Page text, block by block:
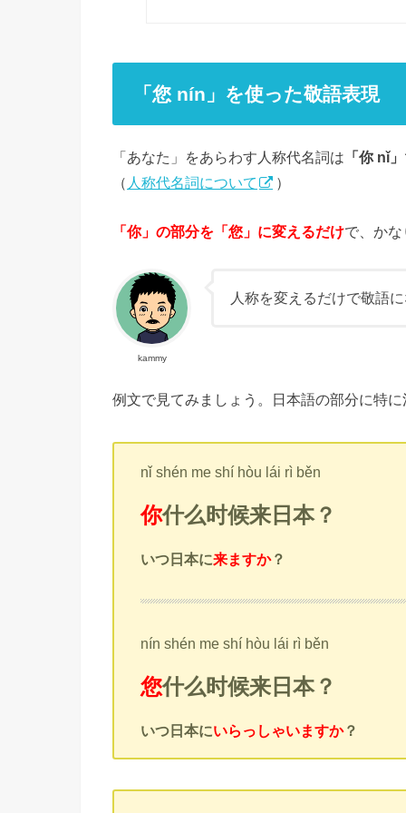
「您 nín」を使った敬語表現
「あなた」をあらわす人称代名詞は 「你 nǐ」
（ 人称代名詞について ）
「你」の部分を「您」に変えるだけで、か
kammy
人称を変えるだけで敬語
例文で見てみましょう。日本語の部分に特
nǐ shén me shí hòu lái rì běn
你什么时候来日本？
いつ日本に来ますか？
nín shén me shí hòu lái rì běn
您什么时候来日本？
いつ日本にいらっしゃいますか？